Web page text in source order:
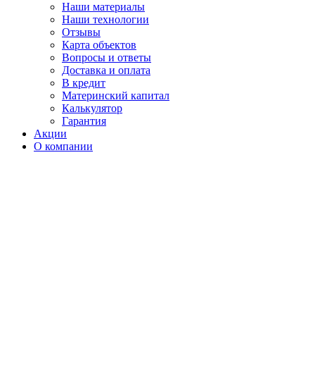
Наши материалы
Наши технологии
Отзывы
Карта объектов
Вопросы и ответы
Доставка и оплата
В кредит
Материнский капитал
Калькулятор
Гарантия
Акции
О компании